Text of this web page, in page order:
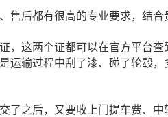
后都有很高的专业要求，结
这两个证都可以在官方平台
运输过程中刮了漆、碰了轮毂
了之后，又要收上门提车费、